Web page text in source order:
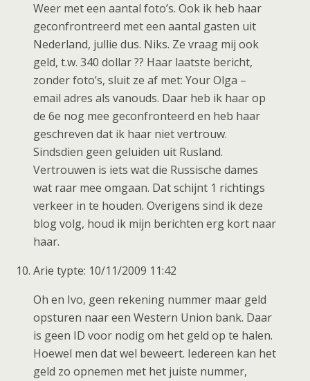
Weer met een aantal foto’s. Ook ik heb haar
geconfrontreerd met een aantal gasten uit
Nederland, jullie dus. Niks. Ze vraag mij ook
geld, t.w. 340 dollar ?? Haar laatste bericht,
zonder foto’s, sluit ze af met: Your Olga –
email adres als vanouds. Daar heb ik haar op
de 6e nog mee geconfronteerd en heb haar
geschreven dat ik haar niet vertrouw.
Sindsdien geen geluiden uit Rusland.
Vertrouwen is iets wat die Russische dames
wat raar mee omgaan. Dat schijnt 1 richtings
verkeer in te houden. Overigens sind ik deze
blog volg, houd ik mijn berichten erg kort naar
haar.
Arie typte: 10/11/2009 11:42
Oh en Ivo, geen rekening nummer maar geld
opsturen naar een Western Union bank. Daar
is geen ID voor nodig om het geld op te halen.
Hoewel men dat wel beweert. Iedereen kan het
geld zo opnemen met het juiste nummer,